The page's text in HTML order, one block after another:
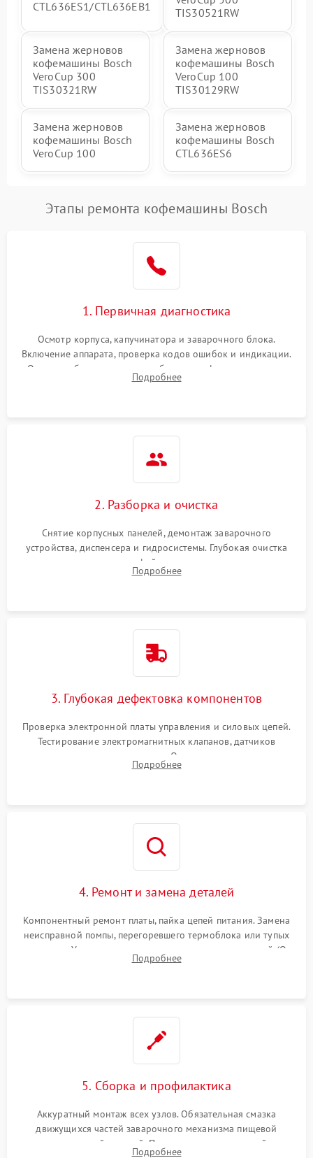
CTL636ES1/CTL636EB1
TIS30521RW
Замена жерновов
кофемашины Bosch
VeroCup 300
TIS30321RW
Замена жерновов
кофемашины Bosch
VeroCup 100
TIS30129RW
Замена жерновов
кофемашины Bosch
VeroCup 100
Замена жерновов
кофемашины Bosch
CTL636ES6
Этапы ремонта кофемашины Bosch
1. Первичная диагностика
Осмотр корпуса, капучинатора и заварочного блока.
Включение аппарата, проверка кодов ошибок и индикации.
Оценка работы помпы, термоблока и кофемолки на слух.
Измерение температуры и давления воды для выявления
Подробнее
2. Разборка и очистка
Снятие корпусных панелей, демонтаж заварочного
устройства, диспенсера и гидросистемы. Глубокая очистка
внутренних узлов от кофейных масел, жмыха и накипи.
Промывка дренажных каналов и фильтров с использованием
Подробнее
3. Глубокая дефектовка компонентов
Проверка электронной платы управления и силовых цепей.
Тестирование электромагнитных клапанов, датчиков
температуры и расходомера. Оценка степени износа
жерновов кофемолки, уплотнительных колец гидросистемы
Подробнее
4. Ремонт и замена деталей
Компонентный ремонт платы, пайка цепей питания. Замена
неисправной помпы, перегоревшего термоблока или тупых
жерновов. Установка новых силиконовых уплотнителей (O-
ring) и тефлоновых трубок для надежного устранения
Подробнее
5. Сборка и профилактика
Аккуратный монтаж всех узлов. Обязательная смазка
движущихся частей заварочного механизма пищевой
силиконовой смазкой. Проведение программной
Подробнее